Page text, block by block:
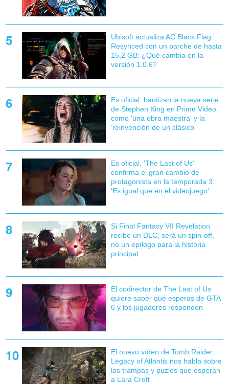
Ubisoft actualiza AC Black Flag
Resynced con un parche de hasta
15,2 GB: ¿Qué cambia en la
versión 1.0.6?
Es oficial: bautizan la nueva serie
de Stephen King en Prime Video
como 'una obra maestra' y la
'reinvención de un clásico'
Es oficial, 'The Last of Us'
confirma el gran cambio de
protagonista en la temporada 3:
'Es igual que en el videojuego'
Si Final Fantasy VII Revelation
recibe un DLC, será un spin-off,
no un epílogo para la historia
principal
El codirector de The Last of Us
quiere saber qué esperas de GTA
6 y los jugadores responden
El nuevo vídeo de Tomb Raider:
Legacy of Atlantis nos habla sobre
las trampas y puzles que esperan
a Lara Croft